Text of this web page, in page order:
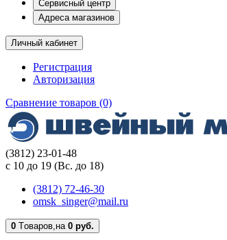
Сервисный центр
Адреса магазинов
Личный кабинет
Регистрация
Авторизация
Сравнение товаров (0)
(3812) 23-01-48
с 10 до 19 (Вс. до 18)
(3812) 72-46-30
omsk_singer@mail.ru
0 Tоваров,на 0 руб.